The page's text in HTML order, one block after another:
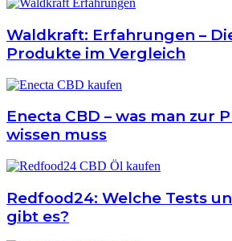
Waldkraft: Erfahrungen –
Produkte im Vergleich
Enecta CBD – was man zur
wissen muss
Redfood24: Welche Tests
gibt es?